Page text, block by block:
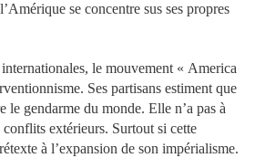
se concentre sus ses propres
le mouvement « America
Ses partisans estiment que
le gendarme du monde. Elle n’a pas à
conflits extérieurs. Surtout si cette
à l’expansion de son impérialisme.